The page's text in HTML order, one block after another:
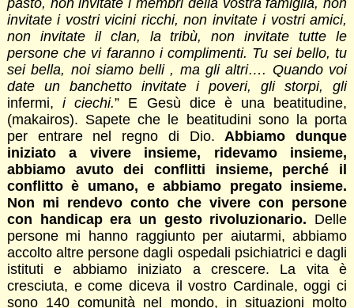
pasto, non invitate i membri della vostra famiglia, non
invitate i vostri vicini ricchi, non invitate i vostri amici,
non invitate il clan, la tribù, non invitate tutte le
persone che vi faranno i complimenti. Tu sei bello, tu
sei bella, noi siamo belli , ma gli altri…. Quando voi
date un banchetto invitate i poveri, gli storpi, gli
infermi,i ciechi.” E Gesù dice è una beatitudine,
(makairos). Sapete che le beatitudini sono la porta
per entrare nel regno di Dio.Abbiamo dunque
iniziato a vivere insieme, ridevamo insieme,
abbiamo avuto dei conflitti insieme, perché il
conflitto è umano, e abbiamo pregato insieme.
Non mi rendevo conto che vivere con persone
con handicap era un gesto rivoluzionario. Delle
persone mi hanno raggiunto per aiutarmi, abbiamo
accolto altre persone dagli ospedali psichiatrici e dagli
istituti e abbiamo iniziato a crescere. La vita è
cresciuta, e come diceva il vostro Cardinale, oggi ci
sono 140 comunità nel mondo, in situazioni molto